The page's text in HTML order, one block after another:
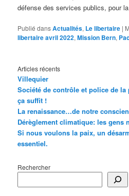
défense des services publics, pour
Publié dansActualités, Le libertaire |
libertaire avril 2022,Mission Bern,
Articles récents
Villequier
Société de contrôle et police de
ça suffit !
La renaissance…de notre
Dérèglement climatique: les gens
Si nous voulons la paix, un
essentiel.
Rechercher